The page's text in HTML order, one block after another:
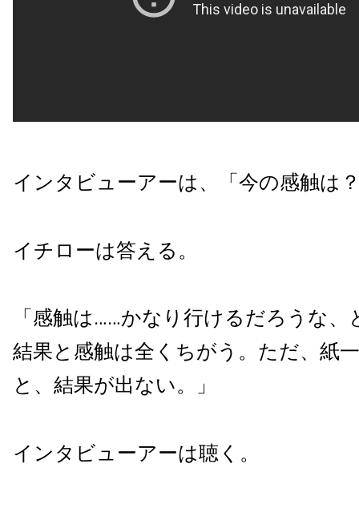
インタビューアーは、「今の感触は
イチローは答える。
「感触は……かなり行けるだろうな、
結果と感触は全くちがう。ただ、紙
と、結果が出ない。」
インタビューアーは聴く。